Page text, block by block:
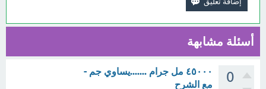
أسئلة مشابهة
0
٤٥٠٠٠ مل جرام .......يساوي جم -
مع الشرح